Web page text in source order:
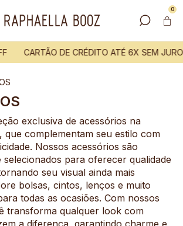
0
CARTÃO DE CRÉDITO ATÉ 6X SEM
exclusiva de acessórios na
que complementam seu estilo com
Nossos acessórios são
selecionados para oferecer qualidade
seu visual ainda mais
bolsas, cintos, lenços e muito
todas as ocasiões. Com nossos
transforma qualquer look com
a diferença, garantindo charme e